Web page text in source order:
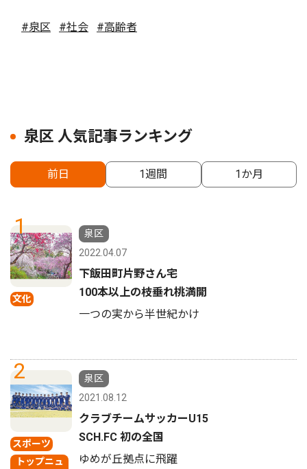
#泉区 #社会 #高齢者
泉区 人気記事ランキング
前日 1週間 1か月
1
文化
泉区
2022.04.07
下飯田町片野さん宅
100本以上の枝垂れ桃満開
一つの実から半世紀かけ
2
スポーツ
トップニュ
泉区
2021.08.12
クラブチームサッカーU15
SCH.FC 初の全国
ゆめが丘拠点に飛躍